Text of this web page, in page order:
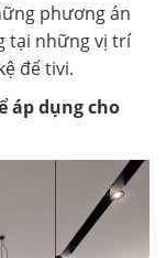
phương án
tại những vị trí
để tivi.
áp dụng cho